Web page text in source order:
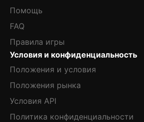
Помощь
FAQ
Правила игры
Условия и конфиденциальность
Положения и условия
Положения рынка
Условия API
Политика конфиденциальности